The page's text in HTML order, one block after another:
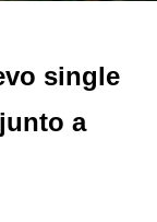
single
a